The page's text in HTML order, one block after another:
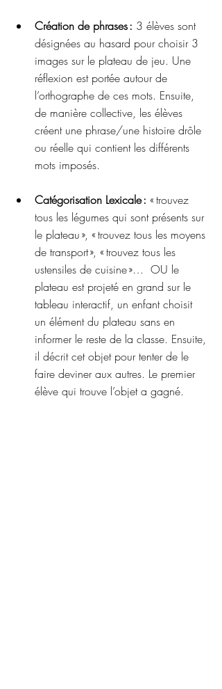
Création de phrases : 3 élèves sont
désignées au hasard pour choisir 3
images sur le plateau de jeu. Une
réflexion est portée autour de
l’orthographe de ces mots. Ensuite,
de manière collective, les élèves
créent une phrase/une histoire drôle
ou réelle qui contient les différents
mots imposés.
Catégorisation Lexicale : « trouvez
tous les légumes qui sont présents sur
le plateau », « trouvez tous les moyens
de transport », « trouvez tous les
ustensiles de cuisine »…  OU le
plateau est projeté en grand sur le
tableau interactif, un enfant choisit
un élément du plateau sans en
informer le reste de la classe. Ensuite,
il décrit cet objet pour tenter de le
faire deviner aux autres. Le premier
élève qui trouve l’objet a gagné.